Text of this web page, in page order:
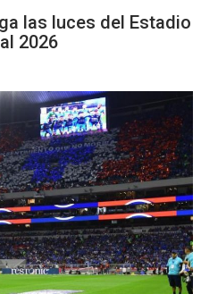
las luces del Estadio
2026